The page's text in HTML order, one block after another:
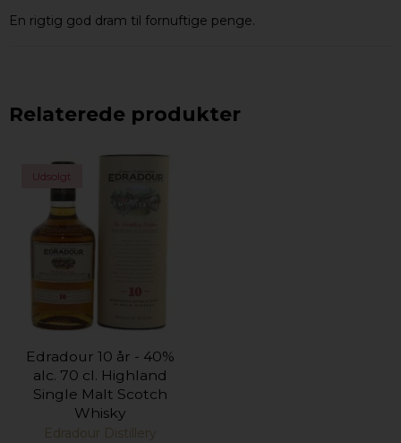
En rigtig god dram til fornuftige penge.
Relaterede produkter
Udsolgt
Edradour 10 år - 40%
alc. 70 cl. Highland
Single Malt Scotch
Whisky
Edradour Distillery